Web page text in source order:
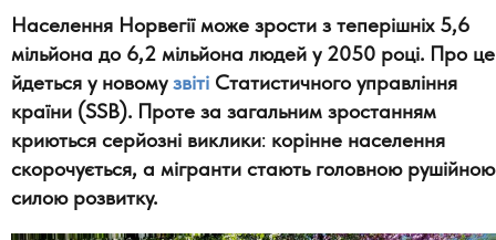
Населення Норвегії може зрости з теперішніх 5,6
мільйона до 6,2 мільйона людей у 2050 році. Про це
йдеться у новомузвіті Статистичного управління
країни (SSB). Проте за загальним зростанням
криються серйозні виклики: корінне населення
скорочується, а мігранти стають головною рушійною
силою розвитку.